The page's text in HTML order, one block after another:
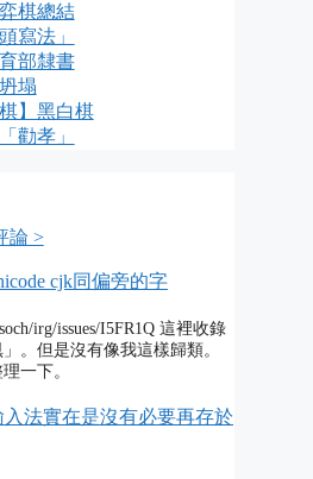
棋總結
寫法」
部隸書
塌
】黑白棋
勸孝」
論 >
cjk同偏旁的字
irg/issues/I5FR1Q 這裡收錄
。但是沒有像我這樣歸類。
一下。
入法實在是沒有必要再存於